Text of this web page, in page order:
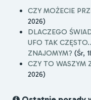
CZY MOŻECIE
2026)
DLACZEGO
UFO TAK
ZNAJOMYM? (Śr,
CZY TO WASZYM
2026)